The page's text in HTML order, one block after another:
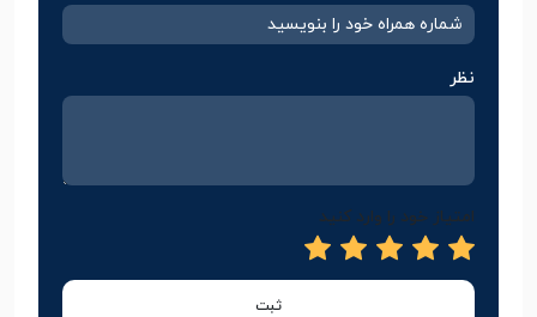
نظر
امتیاز خود را وارد کنید
ثبت